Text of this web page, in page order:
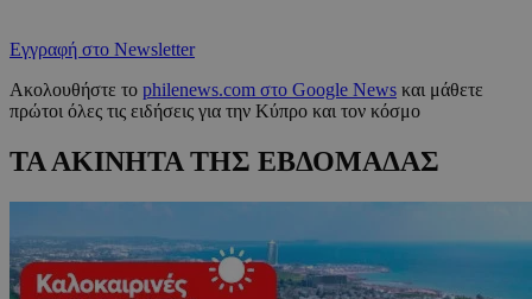
Εγγραφή στο Newsletter
Ακολουθήστε το philenews.com στο Google News και μάθετε
πρώτοι όλες τις ειδήσεις για την Κύπρο και τον κόσμο
ΤΑ ΑΚΙΝΗΤΑ ΤΗΣ ΕΒΔΟΜΑΔΑΣ